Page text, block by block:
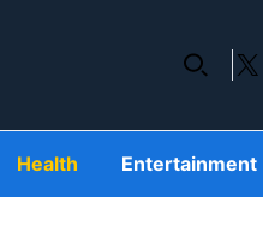
X
Health Entertainment